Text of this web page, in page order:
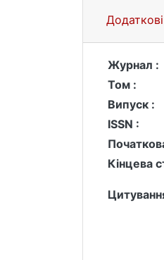
Додаткові
Журнал :
Том :
Випуск :
ISSN :
Кінцева